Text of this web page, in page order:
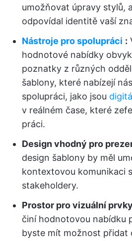
umožňovat úpravy stylů,
odpovídal identitě vaší
Nástroje pro spolupráci :
hodnotové nabídky
poznatky z různých
šablony, které nabízejí
spolupráci, jako jsou
v reálném čase, které
práci.
Design vhodný pro
design šablony by měl
kontextovou komunikaci
stakeholdery.
Prostor pro vizuální
činí hodnotovou nabídku
byste mít možnost přidat